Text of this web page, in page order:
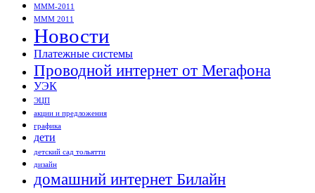
МММ-2011
МММ 2011
Новости
Платежные системы
Проводной интернет от Мегафона
УЭК
ЭЦП
акции и предложения
графика
дети
детский сад тольятти
дизайн
домашний интернет Билайн